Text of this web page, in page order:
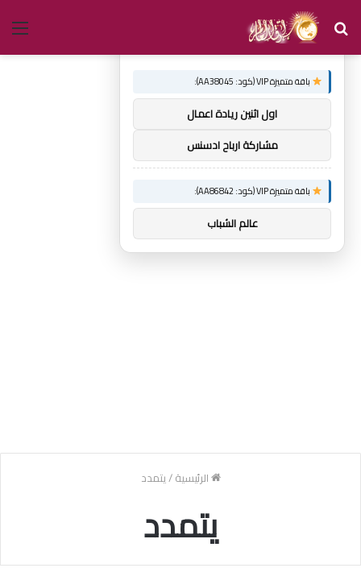
بحث
عن
الرئيسية/يتمدد
يتمدد
توصيات :
باقة متميزة VIP (كود: AA38045):
اول اثنين ريادة اعمال
مشاركة ارباح ادسنس
باقة متميزة VIP (كود: AA86842):
عالم الشباب